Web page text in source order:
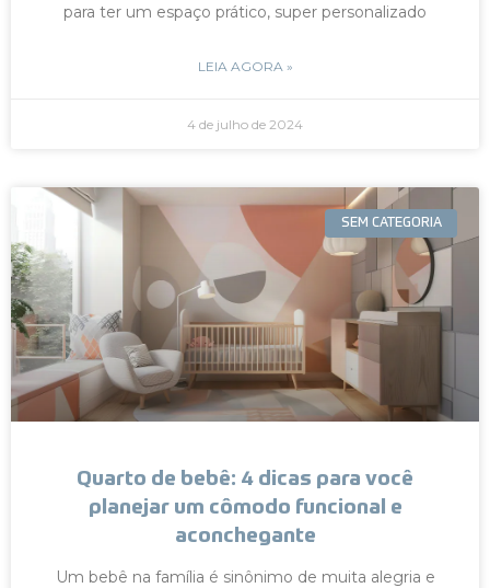
para ter um espaço prático, super personalizado
LEIA AGORA »
4 de julho de 2024
SEM CATEGORIA
Quarto de bebê: 4 dicas para você
planejar um cômodo funcional e
aconchegante
Um bebê na família é sinônimo de muita alegria e